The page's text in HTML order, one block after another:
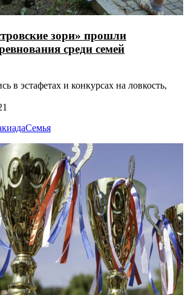
зори» прошли
среди семей
в эстафетах и конкурсах на ловкость,
Семья